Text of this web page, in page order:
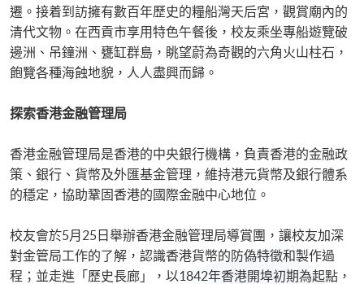
遷。接着到訪擁有數百年歷史的糧船灣天后宮，觀賞廟內的
清代文物。在西貢市享用特色午餐後，校友乘坐專船遊覽破
邊洲、吊鐘洲、甕缸群島，眺望蔚為奇觀的六角火山柱石，
飽覽各種海蝕地貌，人人盡興而歸。
探索香港金融管理局
香港金融管理局是香港的中央銀行機構，負責香港的金融政
策、銀行、貨幣及外匯基金管理，維持港元貨幣及銀行體系
的穩定，協助鞏固香港的國際金融中心地位。
校友會於5月25日舉辦香港金融管理局導賞團，讓校友加深
對金管局工作的了解，認識香港貨幣的防偽特徵和製作過
程；並走進「歷史長廊」，以1842年香港開埠初期為起點，